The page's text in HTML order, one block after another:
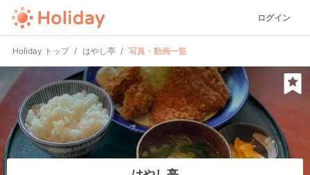
ログイン
Holiday トップ はやし亭 写真・動画一覧